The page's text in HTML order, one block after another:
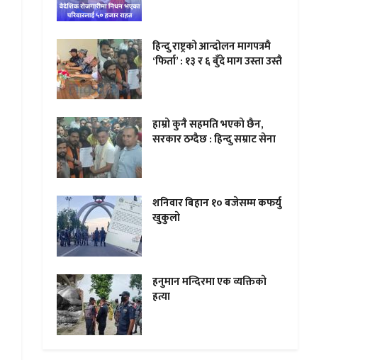
हिन्दु राष्ट्रको आन्दोलन मागपत्रमै
‘फिर्ता’ : १३ र ६ बुँदे माग उस्ता उस्तै
हाम्राे कुनै सहमति भएकाे छैन,
सरकार ठग्दैछ : हिन्दु सम्राट सेना
शनिवार बिहान १० बजेसम्म कफर्यु
खुकुलाे
हनुमान मन्दिरमा एक व्यक्तिकाे
हत्या